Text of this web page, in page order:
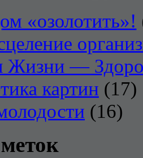
«озолотить»!
Жизни —
картин (17)
(16)